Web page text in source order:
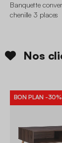
Banquette
chenille 3 places
Nos
BON PLAN -30%